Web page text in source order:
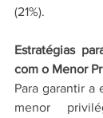
(21%).
Estratégias
com o Menor
Para garantir a
menor